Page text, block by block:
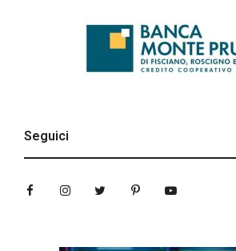
Seguici